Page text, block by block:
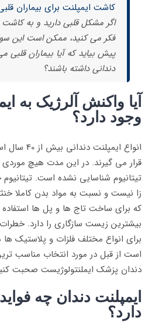
کاشت ایمپلنت برای بیماران
اگر مشکل قلبی دارید و به کاشت
فکر می کنید، ممکن است این
پیش بیاید که آیا بیماران قلبی
دندانی داشته باشند؟
آیا واکنش آلرژیک به
وجود دارد؟
انواع
قرار می گیرند. در این مدت هیچ
تیتانیوم شناسایی نشده است.
زا نیست و نسبت به مواد بدن کاملا
که برای ساخت تاج ها و پل ها
بیشترین زیست سازگاری را دارد.
برای انواع مختلف فلزات و پلاستیک
است از قبل در مورد انتخاب مناسب
دندان پزشک ایملنتولوژیست صحبت
ایمپلنت دندان چه
دارد؟